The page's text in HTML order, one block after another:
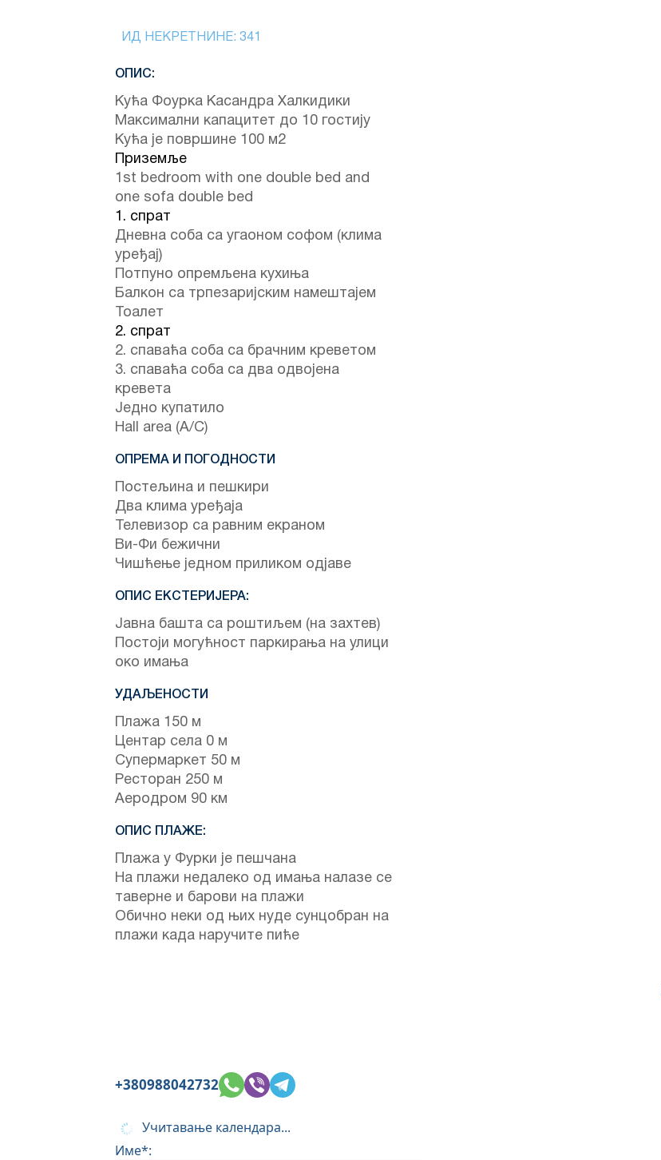
ИД НЕКРЕТНИНЕ: 341
ОПИС:
Кућа Фоурка Касандра Халкидики
Максимални капацитет до 10 гостију
Кућа је површине 100 м2
Приземље
1st bedroom with one double bed and
one sofa double bed
1. спрат
Дневна соба са угаоном софом (клима
уређај)
Потпуно опремљена кухиња
Балкон са трпезаријским намештајем
Тоалет
2. спрат
2. спаваћа соба са брачним креветом
3. спаваћа соба са два одвојена
кревета
Једно купатило
Hall area (A/C)
ОПРЕМА И ПОГОДНОСТИ
Постељина и пешкири
Два клима уређаја
Телевизор са равним екраном
Ви-Фи бежични
Чишћење једном приликом одјаве
ОПИС ЕКСТЕРИЈЕРА:
Јавна башта са роштиљем (на захтев)
Постоји могућност паркирања на улици
око имања
УДАЉЕНОСТИ
Плажа 150 м
Центар села 0 м
Супермаркет 50 м
Ресторан 250 м
Аеродром 90 км
ОПИС ПЛАЖЕ:
Плажа у Фурки је пешчана
На плажи недалеко од имања налазе се
таверне и барови на плажи
Обично неки од њих нуде сунцобран на
плажи када наручите пиће
+380988042732
Учитавање календара...
Име*: